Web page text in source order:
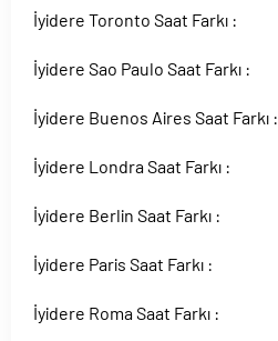
İyidere Toronto Saat Farkı :
İyidere Sao Paulo Saat Farkı :
İyidere Buenos Aires Saat Farkı :
İyidere Londra Saat Farkı :
İyidere Berlin Saat Farkı :
İyidere Paris Saat Farkı :
İyidere Roma Saat Farkı :